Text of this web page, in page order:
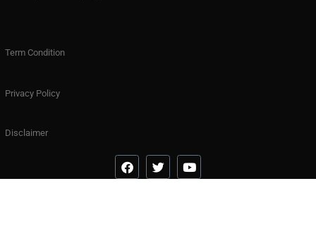
Term Condition
Privacy Policy
Disclaimer